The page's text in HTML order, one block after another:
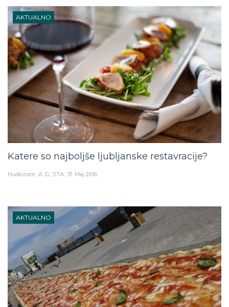
AKTUALNO
Katere so najboljše ljubljanske restavracije?
Hudo.com A. G., STA 31. Maj 2016
AKTUALNO